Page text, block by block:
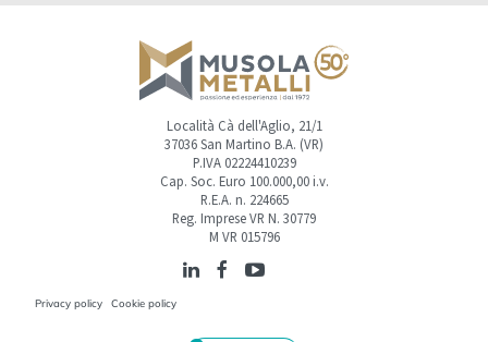
Località Cà dell'Aglio, 21/1
37036 San Martino B.A. (VR)
P.IVA 02224410239
Cap. Soc. Euro 100.000,00 i.v.
R.E.A. n. 224665
Reg. Imprese VR N. 30779
M VR 015796
Privacy policy Cookie policy